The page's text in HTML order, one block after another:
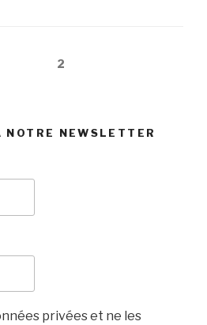
2
NOTRE NEWSLETTER
privées et ne les